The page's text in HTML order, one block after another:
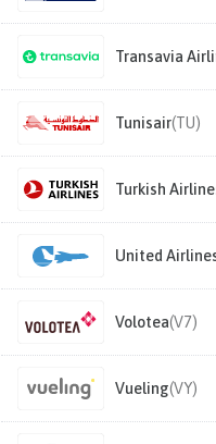
Transavia
Tunisair(TU)
Turkish
United
Volotea(V7)
Vueling(VY)